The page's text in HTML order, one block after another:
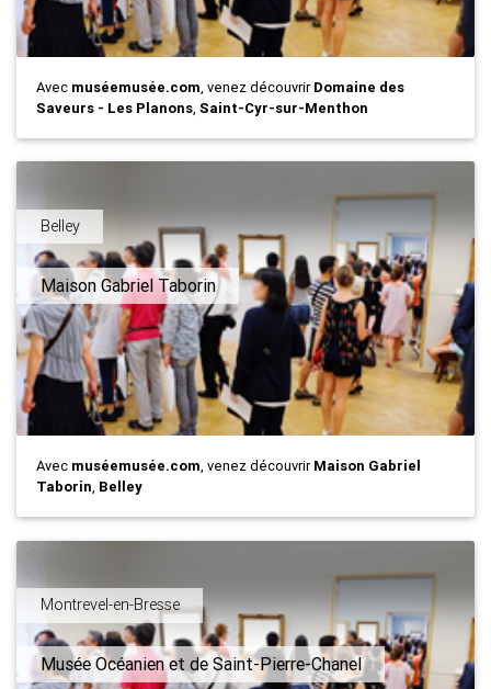
Avec muséemusée.com, venez découvrirDomaine des
Saveurs - Les Planons, Saint-Cyr-sur-Menthon
Belley
Maison Gabriel Taborin
Avec muséemusée.com, venez découvrirMaison Gabriel
Taborin, Belley
Montrevel-en-Bresse
Musée Océanien et de Saint-Pierre-Chanel